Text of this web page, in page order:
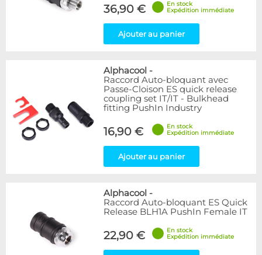
36,90 €
En stock
Expédition immédiate
Ajouter au panier
Alphacool -
Raccord Auto-bloquant avec
Passe-Cloison ES quick release
coupling set IT/IT - Bulkhead
fitting PushIn Industry
16,90 €
En stock
Expédition immédiate
Ajouter au panier
Alphacool -
Raccord Auto-bloquant ES Quick
Release BLH1A PushIn Female IT
22,90 €
En stock
Expédition immédiate